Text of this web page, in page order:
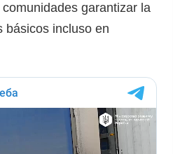
garantizar la
básicos incluso en